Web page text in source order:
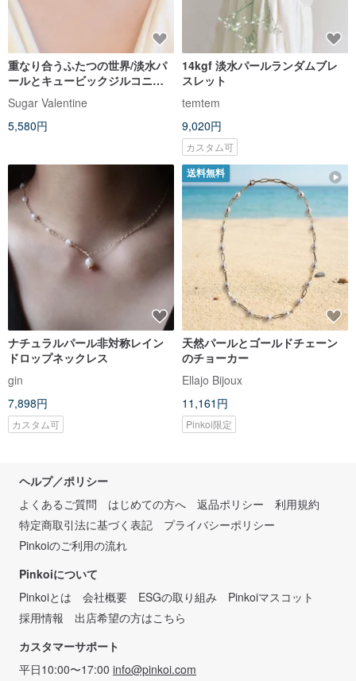
重なり合うふたつの世界/淡水パ
ールとキュービックジルコニア
の２連のチョーカー/SV699
Sugar Valentine
5,580円
14kgf 淡水パールランダムブレ
スレット
temtem
9,020円
カスタム可
ナチュラルパール非対称レイン
ドロップネックレス
gin
7,898円
カスタム可
送料無料
天然パールとゴールドチェーン
のチョーカー
Ellajo Bijoux
11,161円
Pinkoi限定
ヘルプ／ポリシー
よくあるご質問
はじめての方へ 返品ポリシー
利用規約
特定商取引法に基づく表記
プライバシーポリシー
Pinkoiのご利用の流れ
Pinkoiについて
Pinkoiとは
会社概要 ESGの取り組み
Pinkoiマスコット
採用情報
出店希望の方はこちら
カスタマーサポート
平日10:00〜17:00 info@pinkoi.com